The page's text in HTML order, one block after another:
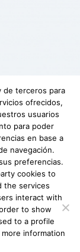
|Descargo
de
de terceros para
ofrecidos,
usuarios
para poder
en base a
navegación.
preferencias.
cookies to
the services
interact with
to show
to a profile
information